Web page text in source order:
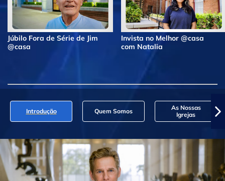
Júbilo Fora de Série de Jim
@casa
Invista no Melhor @casa
com Natalia
Introdução Quem Somos
As Nossas
Igrejas